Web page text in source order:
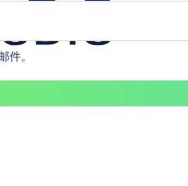
件。